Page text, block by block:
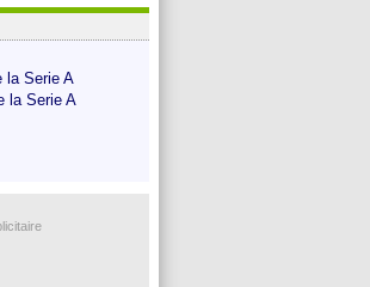
la Serie A
la Serie A